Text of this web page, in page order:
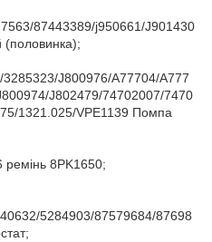
87443389/j950661/J901430
J800976/A77704/A777
J802479/74702007/7470
1321.025/VPE1139 Помпа
8PK1650;
5284903/87579684/87698